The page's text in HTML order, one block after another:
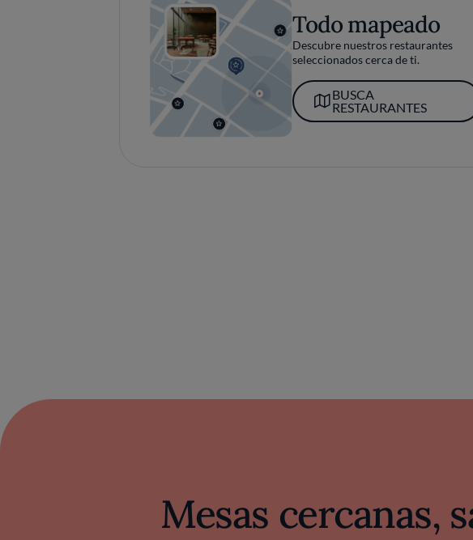
Todo mapeado
Descubre nuestros restaurantes
seleccionados cerca de ti.
BUSCA
RESTAURANTES
Mesas cercanas,